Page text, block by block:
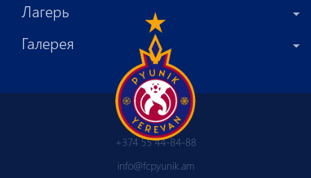
Лагерь
Галерея
+374 55 44-84-88
info@fcpyunik.am